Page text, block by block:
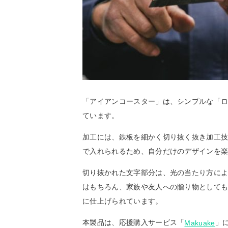
「アイアンコースター」は、シンプルな「
ています。
加工には、鉄板を細かく切り抜く抜き加工
で入れられるため、自分だけのデザインを
切り抜かれた文字部分は、光の当たり方に
はもちろん、家族や友人への贈り物として
に仕上げられています。
本製品は、応援購入サービス「Makuake 」